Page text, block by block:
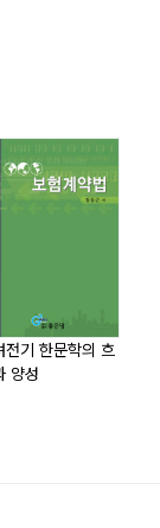
요한 과제인
다.
다.
가 존재하기
치료할 수는
입을 중요시
운 꽃을 피운
사람
다
전기 한문학의 흐
양성